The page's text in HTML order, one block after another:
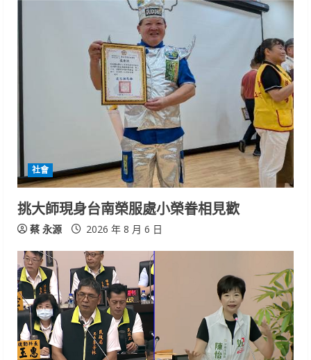
社會
挑大師現身台南榮服處小榮眷相見歡
蔡 永源 2026 年 8 月 6 日